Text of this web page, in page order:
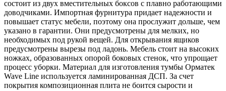
состоит из двух вместительных боксов с плавно работающими
доводчиками. Импортная фурнитура придает надежности и
повышает статус мебели, поэтому она прослужит дольше, чем
указано в гарантии. Они предусмотрены для мелких, но
необходимых под рукой вещей. Для открывания ящиков
предусмотрены вырезы под ладонь. Мебель стоит на высоких
ножках, образованных опорой боковых стенок, что упрощает
процесс уборки. Материал для изготовления тумбы Орматек
Wave Line используется ламинированная ДСП. За счет
покрытия композиционная плита не боится сырости и